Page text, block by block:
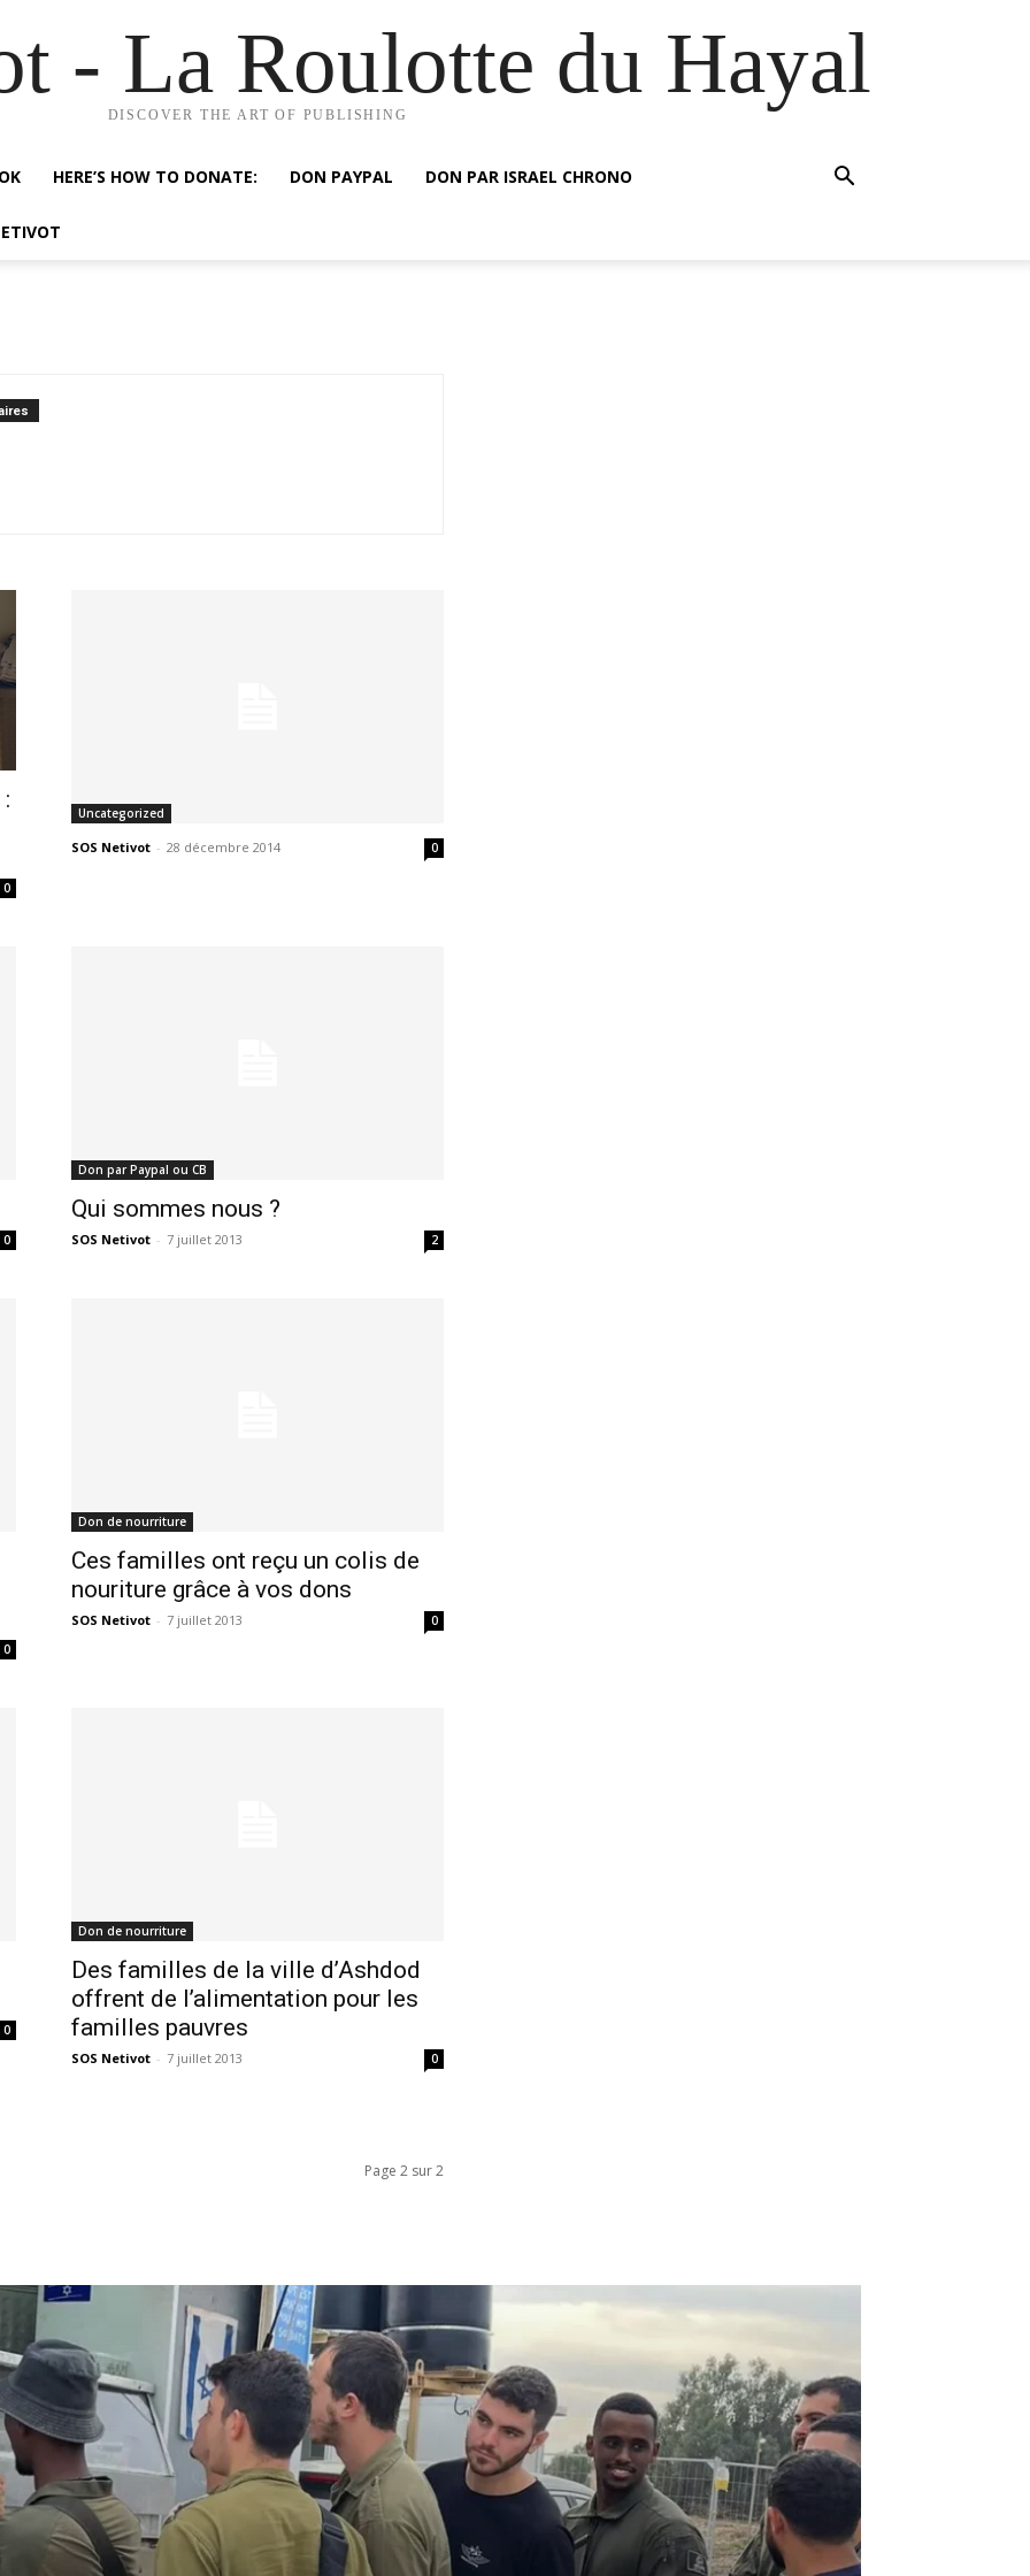
- La Roulotte du Hayal
DISCOVER THE ART OF PUBLISHING
HERE’S HOW TO DONATE: DON PAYPAL DON PAR ISRAEL CHRONO
0
Uncategorized
SOS Netivot - 28 décembre 2014 0
0
Don par Paypal ou CB
Qui sommes nous ?
SOS Netivot - 7 juillet 2013 2
0
Don de nourriture
Ces familles ont reçu un colis de
nouriture grâce à vos dons
SOS Netivot - 7 juillet 2013 0
0
Don de nourriture
Des familles de la ville d’Ashdod
offrent de l’alimentation pour les
familles pauvres
SOS Netivot - 7 juillet 2013 0
Page 2 sur 2